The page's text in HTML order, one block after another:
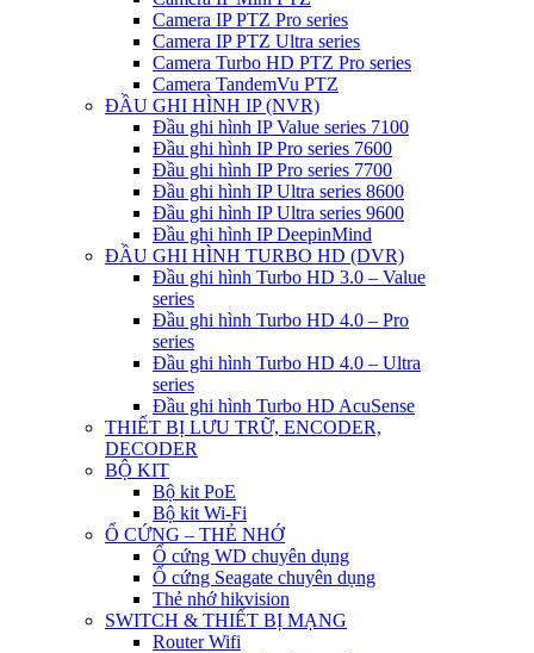
Camera IP PTZ Pro series
Camera IP PTZ Ultra series
Camera Turbo HD PTZ Pro series
Camera TandemVu PTZ
ĐẦU GHI HÌNH IP (NVR)
Đầu ghi hình IP Value series 7100
Đầu ghi hình IP Pro series 7600
Đầu ghi hình IP Pro series 7700
Đầu ghi hình IP Ultra series 8600
Đầu ghi hình IP Ultra series 9600
Đầu ghi hình IP DeepinMind
ĐẦU GHI HÌNH TURBO HD (DVR)
Đầu ghi hình Turbo HD 3.0 – Value
series
Đầu ghi hình Turbo HD 4.0 – Pro
series
Đầu ghi hình Turbo HD 4.0 – Ultra
series
Đầu ghi hình Turbo HD AcuSense
THIẾT BỊ LƯU TRỮ, ENCODER,
DECODER
BỘ KIT
Bộ kit PoE
Bộ kit Wi-Fi
Ổ CỨNG – THẺ NHỚ
Ổ cứng WD chuyên dụng
Ổ cứng Seagate chuyên dụng
Thẻ nhớ hikvision
SWITCH & THIẾT BỊ MẠNG
Router Wifi